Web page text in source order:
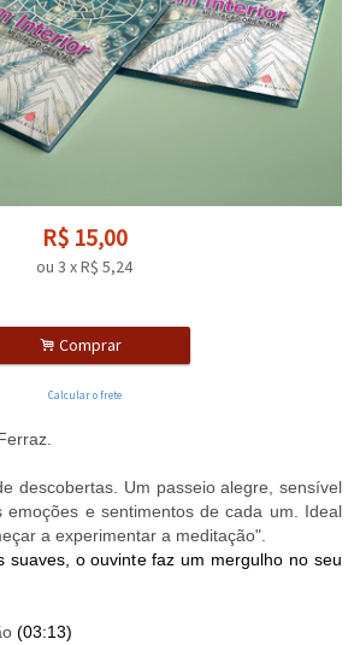
R$ 15,00
ou 3 xR$ 5,24
. Comprar
Calcular o frete
descobertas. Um passeio alegre, sensível
e sentimentos de cada um. Ideal
a experimentar a meditação".
suaves, o ouvinte faz um mergulho no seu
(03:13)